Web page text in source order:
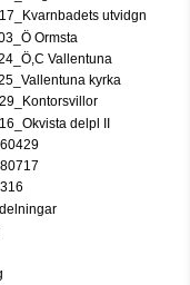
utvidgn
Ormsta
Vallentuna
kyrka
delpl II